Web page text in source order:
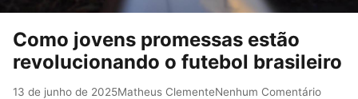
Como jovens promessas estão
revolucionando o futebol brasileiro
13 de junho de 2025Matheus ClementeNenhum Comentário